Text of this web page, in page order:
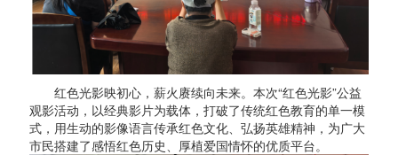
红色光影映初心，薪火赓续向未来。本次“红色光影”公益
观影活动，以经典影片为载体，打破了传统红色教育的单一模
式，用生动的影像语言传承红色文化、弘扬英雄精神，为广大
市民搭建了感悟红色历史、厚植爱国情怀的优质平台。